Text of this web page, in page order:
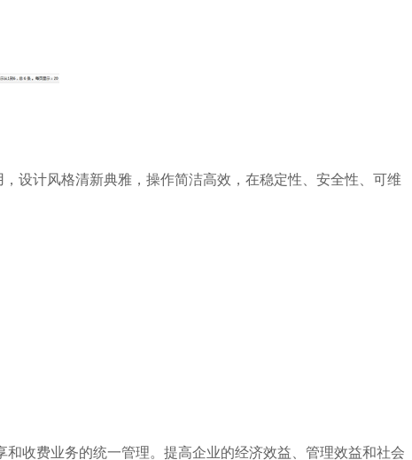
设计风格清新典雅，操作简洁高效，在稳定性、安全性、可维
收费业务的统一管理。提高企业的经济效益、管理效益和社会